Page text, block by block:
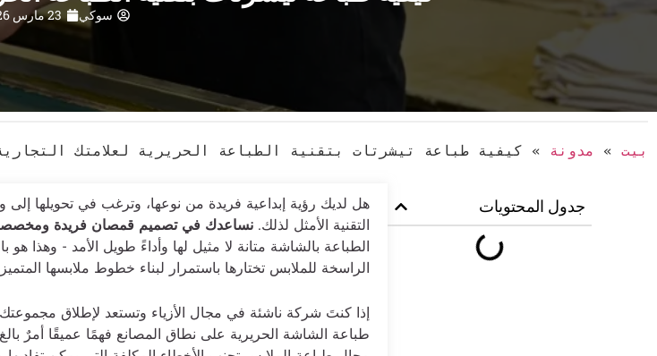
سوكي 23 مارس 2026
بيت » مدونة » كيفية طباعة تيشرتات بتقنية الطباعة الحريرية لعلامتك
جدول المحتويات
هل لديك رؤية إبداعية فريدة من نوعها، وترغب في تحويلها
التقنية الأمثل لذلك. نساعدك في تصميم قمصان فريدة
الطباعة بالشاشة متانة لا مثيل لها وأداءً طويل الأمد - وهذا
الراسخة للملابس تختارها باستمرار لبناء خطوط ملابسها
إذا كنتَ شركة ناشئة في مجال الأزياء وتستعد لإطلاق
طباعة الشاشة الحريرية على نطاق المصانع فهمًا عميقًا أمرٌ